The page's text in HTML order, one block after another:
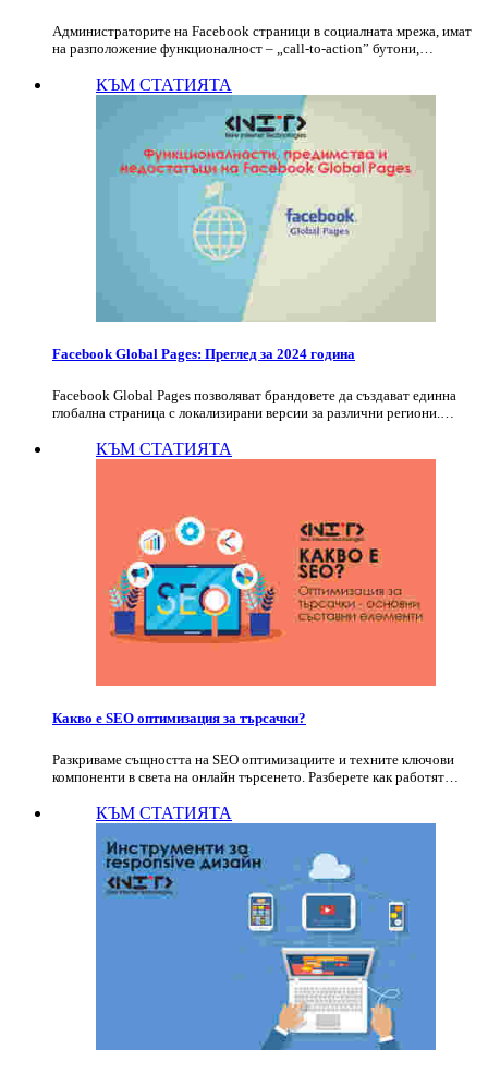
Администраторите на Facebook страници в социалната мрежа, имат
на разположение функционалност – „call-to-action” бутони,…
КЪМ СТАТИЯТА
Facebook Global Pages: Преглед за 2024 година
Facebook Global Pages позволяват брандовете да създават единна
глобална страница с локализирани версии за различни региони.…
КЪМ СТАТИЯТА
Какво е SEO оптимизация за търсачки?
Разкриваме същността на SEO оптимизациите и техните ключови
компоненти в света на онлайн търсенето. Разберете как работят…
КЪМ СТАТИЯТА